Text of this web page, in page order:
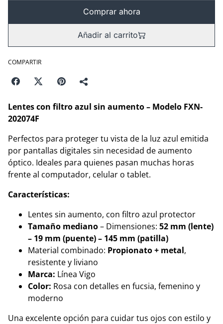
Comprar ahora
Añadir al carrito
COMPARTIR
Lentes con filtro azul sin aumento – Modelo FXN-
202074F
Perfectos para proteger tu vista de la luz azul emitida
por pantallas digitales sin necesidad de aumento
óptico. Ideales para quienes pasan muchas horas
frente al computador, celular o tablet.
Características:
Lentes sin aumento, con filtro azul protector
Tamaño mediano– Dimensiones: 52 mm (lente)
– 19 mm (puente) – 145 mm (patilla)
Material combinado: Propionato + metal,
resistente y liviano
Marca: Línea Vigo
Color: Rosa con detalles en fucsia, femenino y
moderno
Una excelente opción para cuidar tus ojos con estilo y